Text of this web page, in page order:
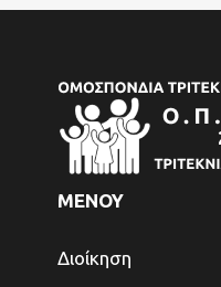
ΜΕΝΟΥ
Διοίκηση